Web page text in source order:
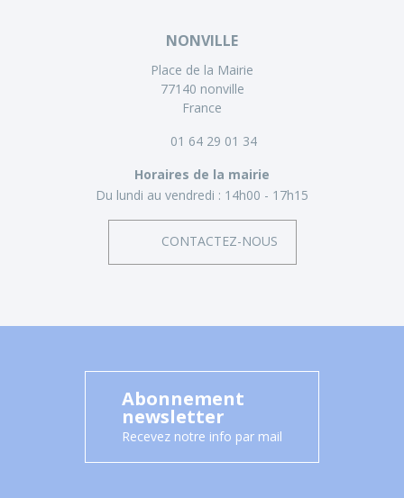
NONVILLE
Place de la Mairie
77140 nonville
France
01 64 29 01 34
Horaires de la mairie
Du lundi au vendredi : 14h00 - 17h15
CONTACTEZ-NOUS
Abonnement
newsletter
Recevez notre info par mail